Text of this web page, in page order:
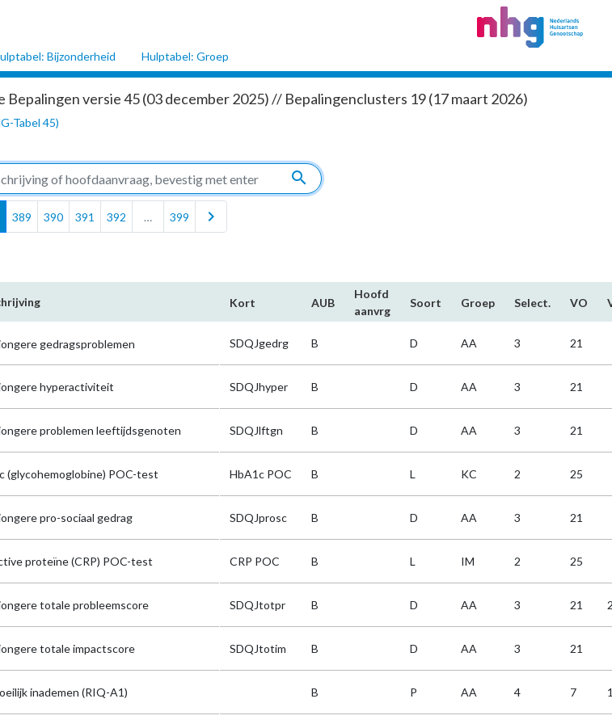
Bijzonderheid Hulptabel: Groep
Bepalingen versie 45 (03 december 2025) // Bepalingenclusters 19 (17 maart 2026)
Tabel 45)
search
389 390 391 392 … 399 chevron_right
Kort AUB
Hoofd​
aanvrg
Soort Groep Select. VO
gedragsproblemen SDQJgedrg B D AA 3 21
hyperactiviteit SDQJhyper B D AA 3 21
problemen leeftijdsgenoten SDQJlftgn B D AA 3 21
(glycohemoglobine) POC-test HbA1c POC B L KC 2 25
pro-sociaal gedrag SDQJprosc B D AA 3 21
proteïne (CRP) POC-test CRP POC B L IM 2 25
totale probleemscore SDQJtotpr B D AA 3 21
totale impactscore SDQJtotim B D AA 3 21
inademen (RIQ-A1) B P AA 4 7